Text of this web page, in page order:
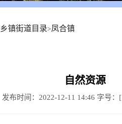
乡镇街道目录>凤合镇
自然资源
发布时间：2022-12-11 14:46 字号：[